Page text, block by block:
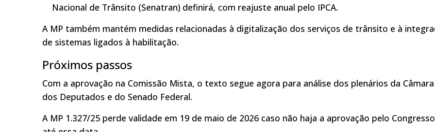
Nacional de Trânsito (Senatran) definirá, com reajuste anual pelo IPCA.
A MP também mantém medidas relacionadas à digitalização dos serviços de trânsito e à
de sistemas ligados à habilitação.
Próximos passos
Com a aprovação na Comissão Mista, o texto segue agora para análise dos plenários da Câmara
dos Deputados e do Senado Federal.
A MP 1.327/25 perde validade em 19 de maio de 2026 caso não haja a aprovação pelo Congresso